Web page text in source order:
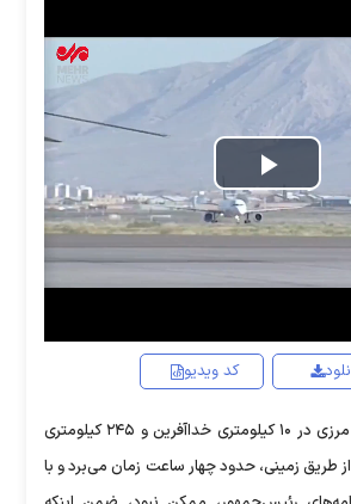
Play
کد ویدیو
این سد در نقطه صفر مرزی در ۱۰ کیلومتری خداآفرین و ۲۴۵ کیلومتری
از طریق زمینی، حدود چهار ساعت زمان می‌برد و با